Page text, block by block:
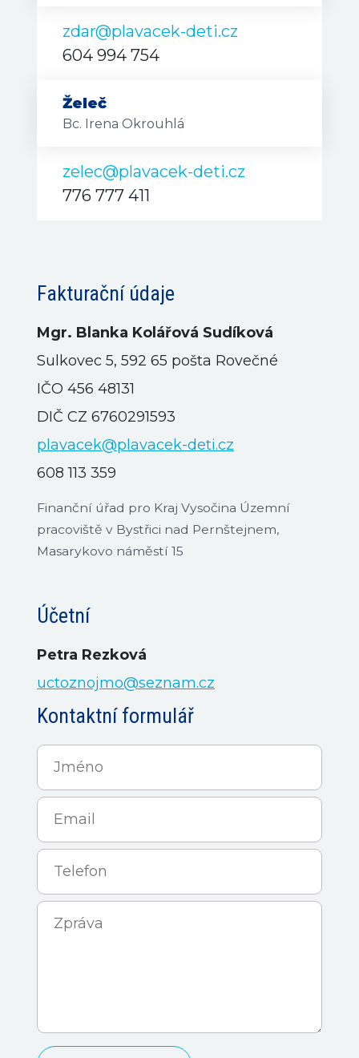
zdar@plavacek-deti.cz
604 994 754
Želeč
Bc. Irena Okrouhlá
zelec@plavacek-deti.cz
776 777 411
Fakturační údaje
Mgr. Blanka Kolářová Sudíková
Sulkovec 5, 592 65 pošta Rovečné
IČO 456 48131
DIČ CZ 6760291593
plavacek@plavacek-deti.cz
608 113 359
Finanční úřad pro Kraj Vysočina Územní
pracoviště v Bystřici nad Pernštejnem,
Masarykovo náměstí 15
Účetní
Petra Rezková
uctoznojmo@seznam.cz
Kontaktní formulář